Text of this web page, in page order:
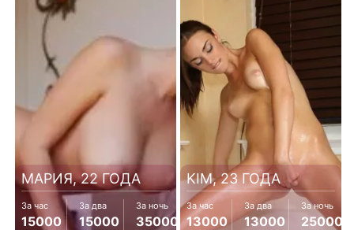
МАРИЯ, 22 ГОДА
За час
15000
За два
15000
За ночь
35000
KIM, 23 ГОДА
За час
13000
За два
13000
За ночь
25000